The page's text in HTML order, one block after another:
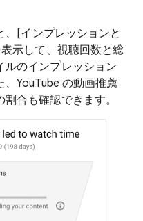
、[インプレッションと
示して、視聴回数と総
ルのインプレッション
YouTube の動画推薦
合も確認できます。